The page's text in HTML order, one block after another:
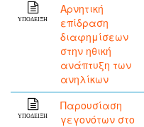
ΥΠΟΔΕΙΞΗ
Αρνητική
επίδραση
διαφημίσεων
στην ηθική
ανάπτυξη των
ανηλίκων
ΥΠΟΔΕΙΞΗ
Παρουσίαση
γεγονότων στο